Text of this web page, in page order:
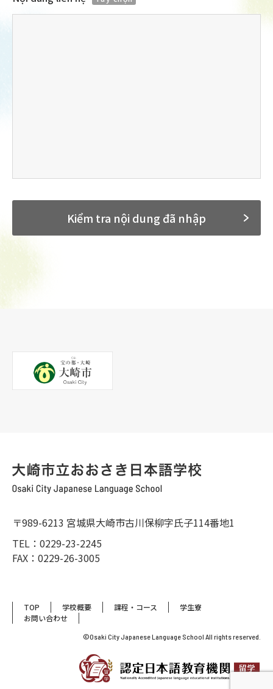
〒989-6213 宮城県大崎市古川保柳字氏子114番地1
TEL：0229-23-2245
FAX：0229-26-3005
TOP 学校概要 課程・コース
学生寮
お問い合わせ
©Osaki City Japanese Language School All rights reserved.